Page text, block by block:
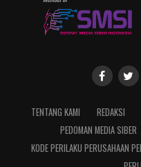
TENTANG KAMI REDAKSI
PEDOMAN MEDIA SIBER
KODE PERILAKU PERUSAHAAN